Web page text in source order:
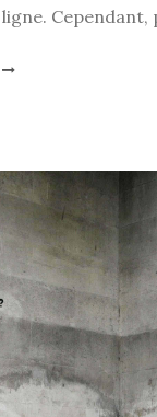
Cependant,